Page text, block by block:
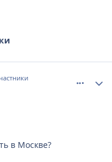
в Москве?